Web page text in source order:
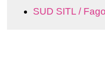
SUD SITL /